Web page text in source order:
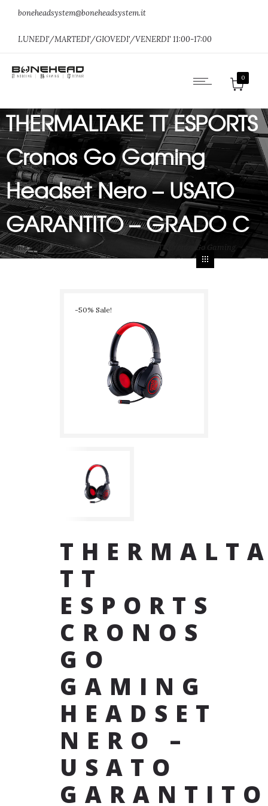
boneheadsystem@boneheadsystem.it
LUNEDI'/MARTEDI'/GIOVEDI'/VENERDI' 11:00-17:00
0
THERMALTAKE TT ESPORTS
Cronos Go Gaming
Headset Nero – USATO
GARANTITO – GRADO C
Home»SHOP»THERMALTAKE TT ESPORTS Cronos Go Gaming
-50% Sale!
TT
ESPORTS
CRONOS
GO
GAMING
HEADSET
NERO –
USATO
GARANTITO